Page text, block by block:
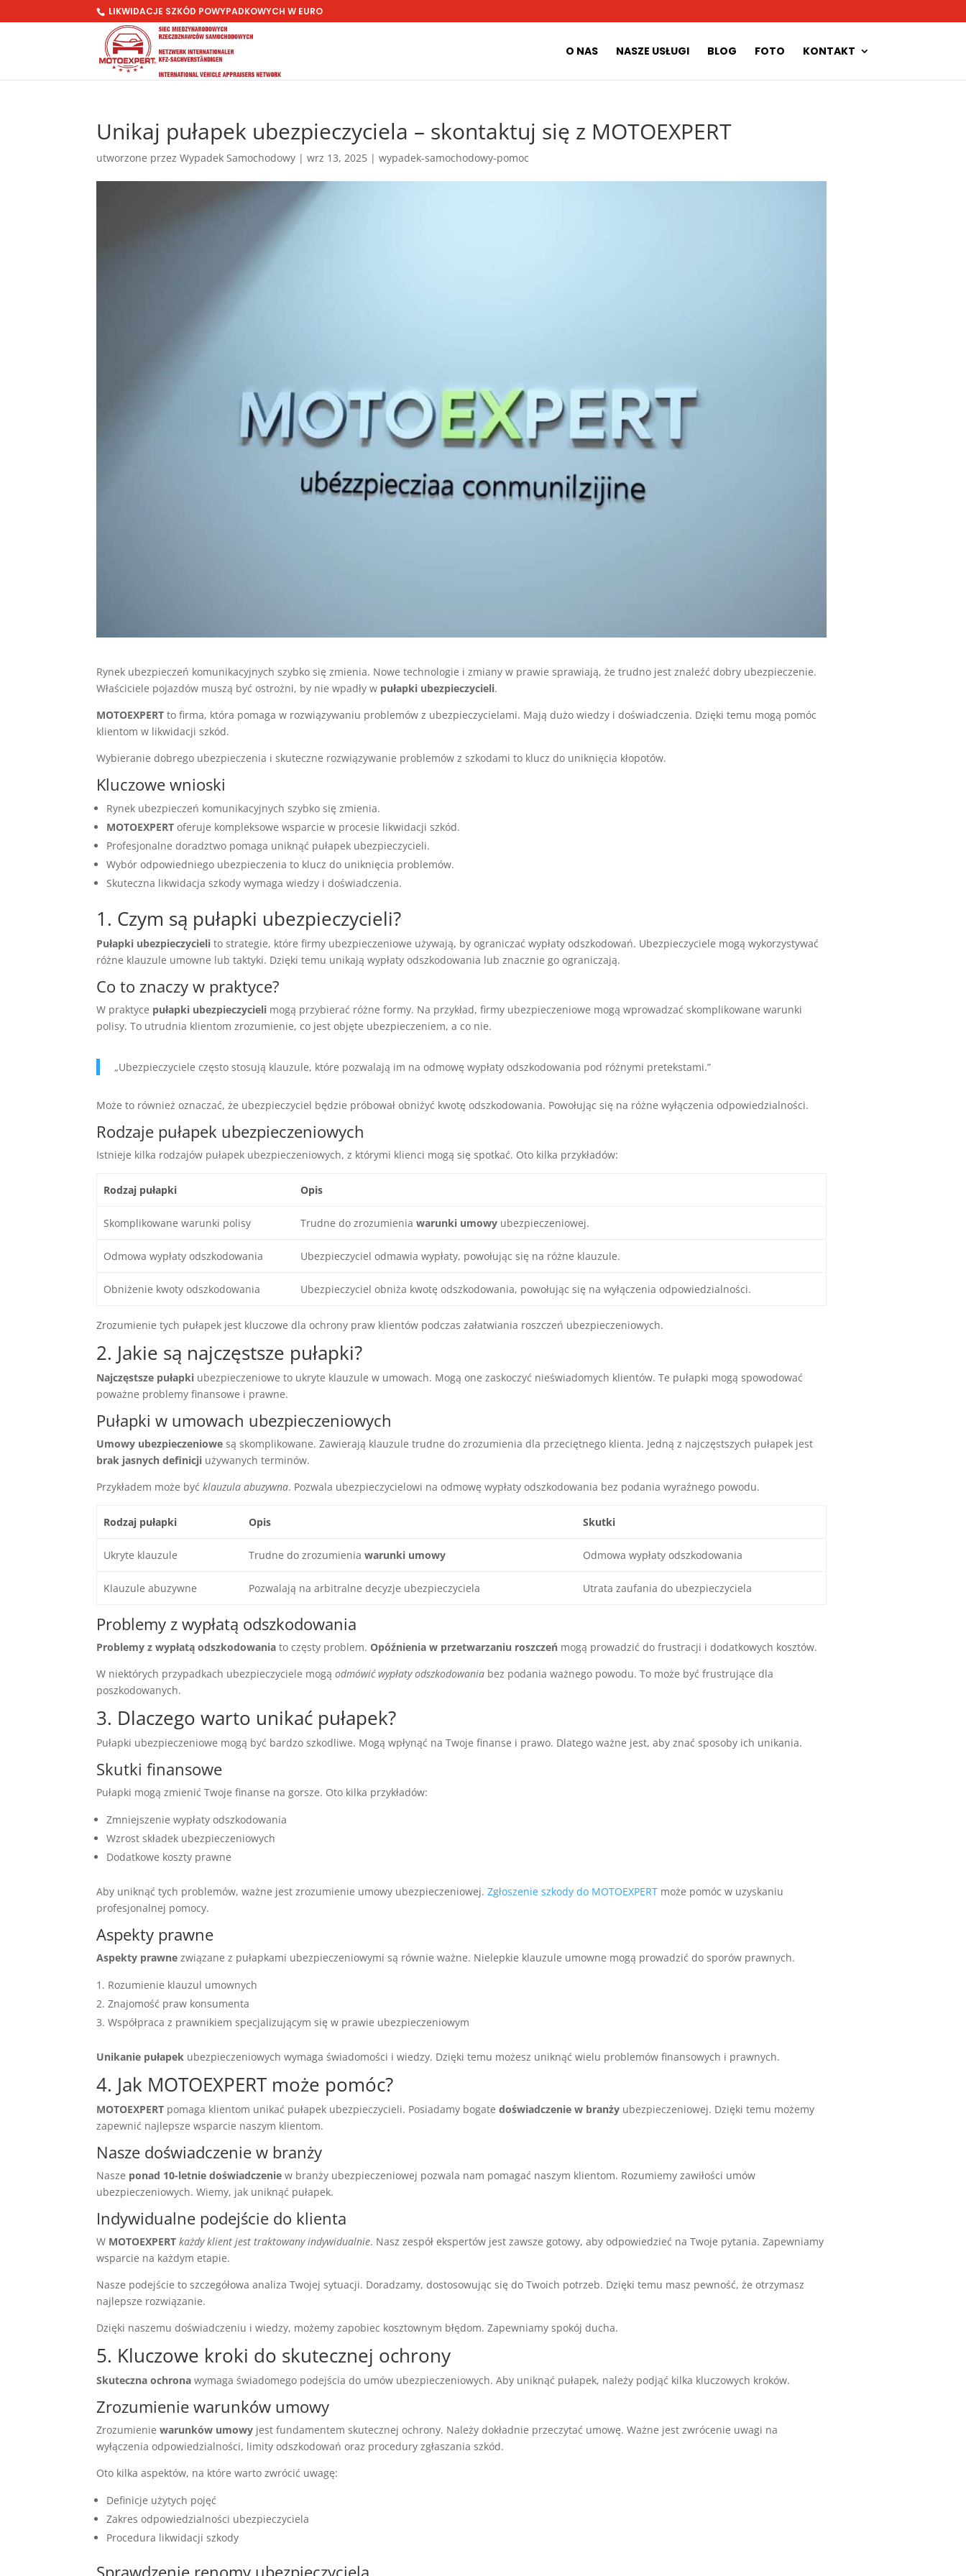
LIKWIDACJE SZKÓD POWYPADKOWYCH W EURO
O NAS NASZE USŁUGI BLOG FOTO KONTAKT
Unikaj pułapek ubezpieczyciela – skontaktuj się z MOTOEXPERT
utworzone przezWypadek Samochodowy |wrz 13, 2025 |wypadek-samochodowy-pomoc
Rynek ubezpieczeń komunikacyjnych szybko się zmienia. Nowe technologie i zmiany w prawie sprawiają, że trudno jest znaleźć dobry ubezpieczenie.
Właściciele pojazdów muszą być ostrożni, by nie wpadły w pułapki ubezpieczycieli.
MOTOEXPERT to firma, która pomaga w rozwiązywaniu problemów z ubezpieczycielami. Mają dużo wiedzy i doświadczenia. Dzięki temu mogą pomóc
klientom w likwidacji szkód.
Wybieranie dobrego ubezpieczenia i skuteczne rozwiązywanie problemów z szkodami to klucz do uniknięcia kłopotów.
Kluczowe wnioski
Rynek ubezpieczeń komunikacyjnych szybko się zmienia.
MOTOEXPERT oferuje kompleksowe wsparcie w procesie likwidacji szkód.
Profesjonalne doradztwo pomaga uniknąć pułapek ubezpieczycieli.
Wybór odpowiedniego ubezpieczenia to klucz do uniknięcia problemów.
Skuteczna likwidacja szkody wymaga wiedzy i doświadczenia.
1. Czym są pułapki ubezpieczycieli?
Pułapki ubezpieczycieli to strategie, które firmy ubezpieczeniowe używają, by ograniczać wypłaty odszkodowań. Ubezpieczyciele mogą wykorzystywać
różne klauzule umowne lub taktyki. Dzięki temu unikają wypłaty odszkodowania lub znacznie go ograniczają.
Co to znaczy w praktyce?
W praktyce pułapki ubezpieczycieli mogą przybierać różne formy. Na przykład, firmy ubezpieczeniowe mogą wprowadzać skomplikowane warunki
polisy. To utrudnia klientom zrozumienie, co jest objęte ubezpieczeniem, a co nie.
„Ubezpieczyciele często stosują klauzule, które pozwalają im na odmowę wypłaty odszkodowania pod różnymi pretekstami.”
Może to również oznaczać, że ubezpieczyciel będzie próbował obniżyć kwotę odszkodowania. Powołując się na różne wyłączenia odpowiedzialności.
Rodzaje pułapek ubezpieczeniowych
Istnieje kilka rodzajów pułapek ubezpieczeniowych, z którymi klienci mogą się spotkać. Oto kilka przykładów:
Rodzaj pułapki Opis
Skomplikowane warunki polisy Trudne do zrozumienia warunki umowyubezpieczeniowej.
Odmowa wypłaty odszkodowania Ubezpieczyciel odmawia wypłaty, powołując się na różne klauzule.
Obniżenie kwoty odszkodowania Ubezpieczyciel obniża kwotę odszkodowania, powołując się na wyłączenia odpowiedzialności.
Zrozumienie tych pułapek jest kluczowe dla ochrony praw klientów podczas załatwiania roszczeń ubezpieczeniowych.
2. Jakie są najczęstsze pułapki?
Najczęstsze pułapki ubezpieczeniowe to ukryte klauzule w umowach. Mogą one zaskoczyć nieświadomych klientów. Te pułapki mogą spowodować
poważne problemy finansowe i prawne.
Pułapki w umowach ubezpieczeniowych
Umowy ubezpieczeniowe są skomplikowane. Zawierają klauzule trudne do zrozumienia dla przeciętnego klienta. Jedną z najczęstszych pułapek jest
brak jasnych definicji używanych terminów.
Przykładem może byćklauzula abuzywna. Pozwala ubezpieczycielowi na odmowę wypłaty odszkodowania bez podania wyraźnego powodu.
Rodzaj pułapki Opis Skutki
Ukryte klauzule Trudne do zrozumienia warunki umowy Odmowa wypłaty odszkodowania
Klauzule abuzywne Pozwalają na arbitralne decyzje ubezpieczyciela Utrata zaufania do ubezpieczyciela
Problemy z wypłatą odszkodowania
Problemy z wypłatą odszkodowania to częsty problem.Opóźnienia w przetwarzaniu roszczeń mogą prowadzić do frustracji i dodatkowych kosztów.
W niektórych przypadkach ubezpieczyciele mogąodmówić wypłaty odszkodowania bez podania ważnego powodu. To może być frustrujące dla
poszkodowanych.
3. Dlaczego warto unikać pułapek?
Pułapki ubezpieczeniowe mogą być bardzo szkodliwe. Mogą wpłynąć na Twoje finanse i prawo. Dlatego ważne jest, aby znać sposoby ich unikania.
Skutki finansowe
Pułapki mogą zmienić Twoje finanse na gorsze. Oto kilka przykładów:
Zmniejszenie wypłaty odszkodowania
Wzrost składek ubezpieczeniowych
Dodatkowe koszty prawne
Aby uniknąć tych problemów, ważne jest zrozumienie umowy ubezpieczeniowej.Zgłoszenie szkody do MOTOEXPERT może pomóc w uzyskaniu
profesjonalnej pomocy.
Aspekty prawne
Aspekty prawne związane z pułapkami ubezpieczeniowymi są równie ważne. Nielepkie klauzule umowne mogą prowadzić do sporów prawnych.
Rozumienie klauzul umownych
Znajomość praw konsumenta
Współpraca z prawnikiem specjalizującym się w prawie ubezpieczeniowym
Unikanie pułapek ubezpieczeniowych wymaga świadomości i wiedzy. Dzięki temu możesz uniknąć wielu problemów finansowych i prawnych.
4. Jak MOTOEXPERT może pomóc?
MOTOEXPERT pomaga klientom unikać pułapek ubezpieczycieli. Posiadamy bogatedoświadczenie w branży ubezpieczeniowej. Dzięki temu możemy
zapewnić najlepsze wsparcie naszym klientom.
Nasze doświadczenie w branży
Nasze ponad 10-letnie doświadczenie w branży ubezpieczeniowej pozwala nam pomagać naszym klientom. Rozumiemy zawiłości umów
ubezpieczeniowych. Wiemy, jak uniknąć pułapek.
Indywidualne podejście do klienta
W MOTOEXPERT każdy klient jest traktowany indywidualnie. Nasz zespół ekspertów jest zawsze gotowy, aby odpowiedzieć na Twoje pytania. Zapewniamy
wsparcie na każdym etapie.
Nasze podejście to szczegółowa analiza Twojej sytuacji. Doradzamy, dostosowując się do Twoich potrzeb. Dzięki temu masz pewność, że otrzymasz
najlepsze rozwiązanie.
Dzięki naszemu doświadczeniu i wiedzy, możemy zapobiec kosztownym błędom. Zapewniamy spokój ducha.
5. Kluczowe kroki do skutecznej ochrony
Skuteczna ochrona wymaga świadomego podejścia do umów ubezpieczeniowych. Aby uniknąć pułapek, należy podjąć kilka kluczowych kroków.
Zrozumienie warunków umowy
Zrozumieniewarunków umowy jest fundamentem skutecznej ochrony. Należy dokładnie przeczytać umowę. Ważne jest zwrócenie uwagi na
wyłączenia odpowiedzialności, limity odszkodowań oraz procedury zgłaszania szkód.
Oto kilka aspektów, na które warto zwrócić uwagę:
Definicje użytych pojęć
Zakres odpowiedzialności ubezpieczyciela
Procedura likwidacji szkody